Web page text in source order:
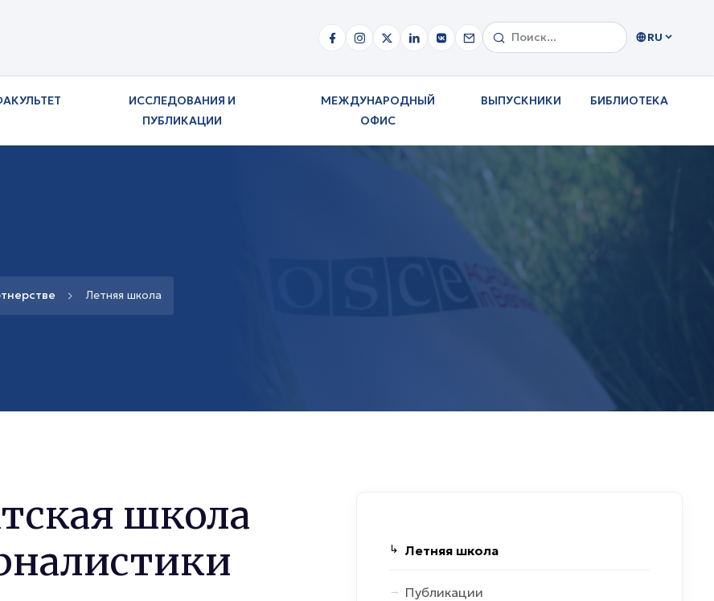
RU
ИССЛЕДОВАНИЯ И
ПУБЛИКАЦИИ
МЕЖДУНАРОДНЫЙ
ОФИС
ВЫПУСКНИКИ БИБЛИОТЕКА
Летняя школа
школа
Летняя школа
Публикации